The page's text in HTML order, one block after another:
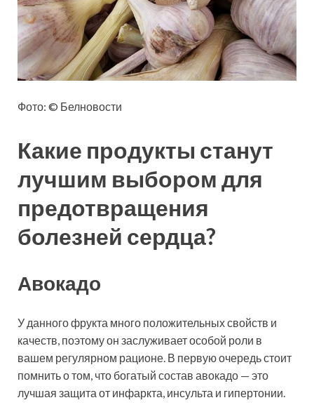
Фото: © Белновости
Какие продукты станут
лучшим выбором для
предотвращения
болезней сердца?
Авокадо
У данного фрукта много положительных свойств и
качеств, поэтому он заслуживает особой роли в
вашем регулярном рационе. В первую очередь стоит
помнить о том, что богатый состав авокадо — это
лучшая защита от инфаркта, инсульта и гипертонии.